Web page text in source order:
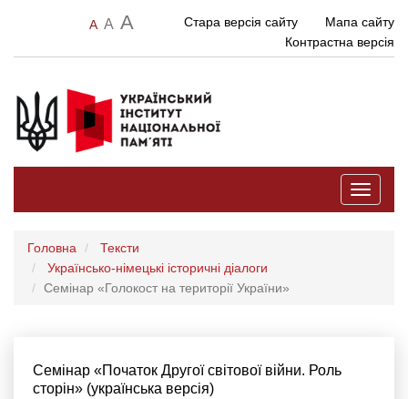
A A A Стара версія сайту
Мапа сайту
Контрастна версія
Toggle
Головна
Тексти
Українсько-німецькі історичні діалоги
Семінар «Голокост на території України»
Семінар «Початок Другої світової війни. Роль
сторін» (українська версія)